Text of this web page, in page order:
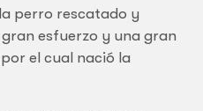
perro rescatado y
esfuerzo y una gran
el cual nació la